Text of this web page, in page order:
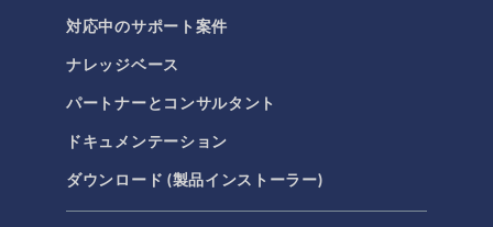
3Dプリンティング
AC/DC モジュール
AC/DCモジュール
CAD インポートモジュール
対応中のサポート案件
ナレッジベース
パートナーとコンサルタント
ドキュメンテーション
ダウンロード (製品インストーラー)